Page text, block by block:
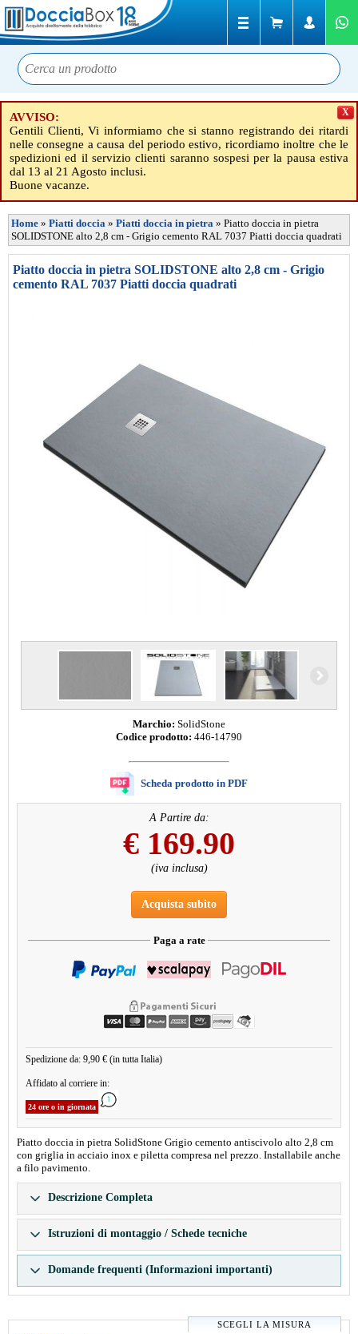
AVVISO:
Gentili Clienti, Vi informiamo che si stanno registrando dei ritardi
nelle consegne a causa del periodo estivo, ricordiamo inoltre che le
spedizioni ed il servizio clienti saranno sospesi per la pausa estiva
dal 13 al 21 Agosto inclusi.
Buone vacanze.
X
Home » Piatti doccia » Piatti doccia in pietra » Piatto doccia in pietra
SOLIDSTONE alto 2,8 cm - Grigio cemento RAL 7037 Piatti doccia quadrati
Piatto doccia in pietra SOLIDSTONE alto 2,8 cm - Grigio
cemento RAL 7037 Piatti doccia quadrati
Marchio: SolidStone
Codice prodotto: 446-14790
Scheda prodotto in PDF
A Partire da:
€ 169.90
(iva inclusa)
Acquista subito
Paga a rate
Spedizione da: 9,90 € (in tutta Italia)
Affidato al corriere in:
24 ore o in giornata
Piatto doccia in pietra SolidStone Grigio cemento antiscivolo alto 2,8 cm
con griglia in acciaio inox e piletta compresa nel prezzo. Installabile anche
a filo pavimento.
Descrizione Completa
Istruzioni di montaggio / Schede tecniche
Domande frequenti (Informazioni importanti)
SCEGLI LA MISURA